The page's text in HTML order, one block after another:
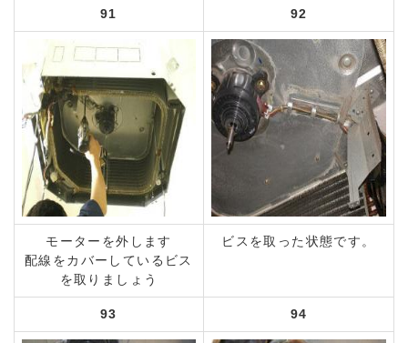
91 92
モーターを外します
配線をカバーしているビス
を取りましょう
ビスを取った状態です。
93 94